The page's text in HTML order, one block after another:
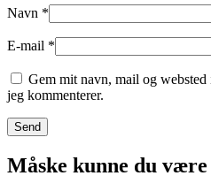
Navn *
E-mail *
Gem mit navn, mail og
jeg kommenterer.
Måske kunne du være